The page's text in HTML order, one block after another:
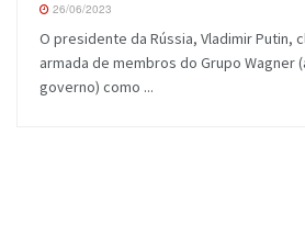
26/06/2023
O presidente da Rússia, Vladimir Putin,
armada de membros do Grupo Wagner
governo) como ...